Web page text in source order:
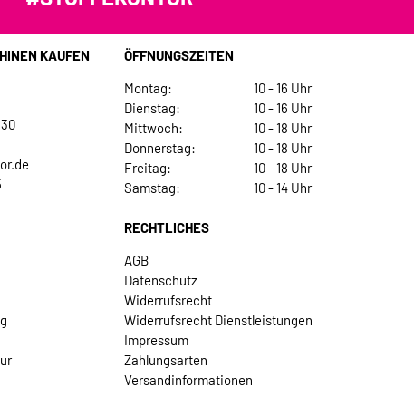
KAUFEN
ÖFFNUNGSZEITEN
Montag:
10 - 16 Uhr
Dienstag:
10 - 16 Uhr
Mittwoch:
10 - 18 Uhr
Donnerstag:
10 - 18 Uhr
Freitag:
10 - 18 Uhr
Samstag:
10 - 14 Uhr
RECHTLICHES
AGB
Datenschutz
Widerrufsrecht
Widerrufsrecht Dienstleistungen
Impressum
Zahlungsarten
Versandinformationen